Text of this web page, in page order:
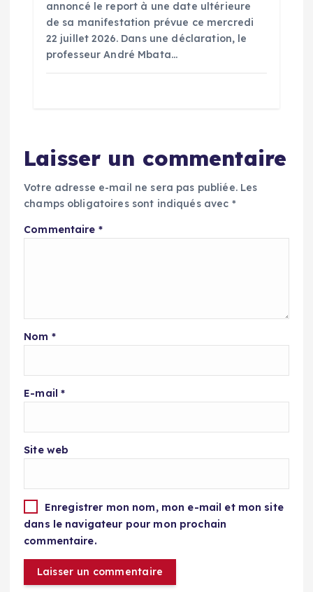
annoncé le report à une date ultérieure
de sa manifestation prévue ce mercredi
22 juillet 2026. Dans une déclaration, le
professeur André Mbata…
Laisser un commentaire
Votre adresse e-mail ne sera pas publiée. Les
champs obligatoires sont indiqués avec *
Commentaire *
Nom *
E-mail*
Site web
Enregistrer mon nom, mon e-mail et mon site
dans le navigateur pour mon prochain
commentaire.